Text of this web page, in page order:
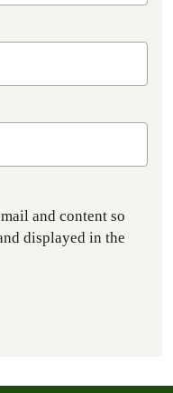
and content so
displayed in the